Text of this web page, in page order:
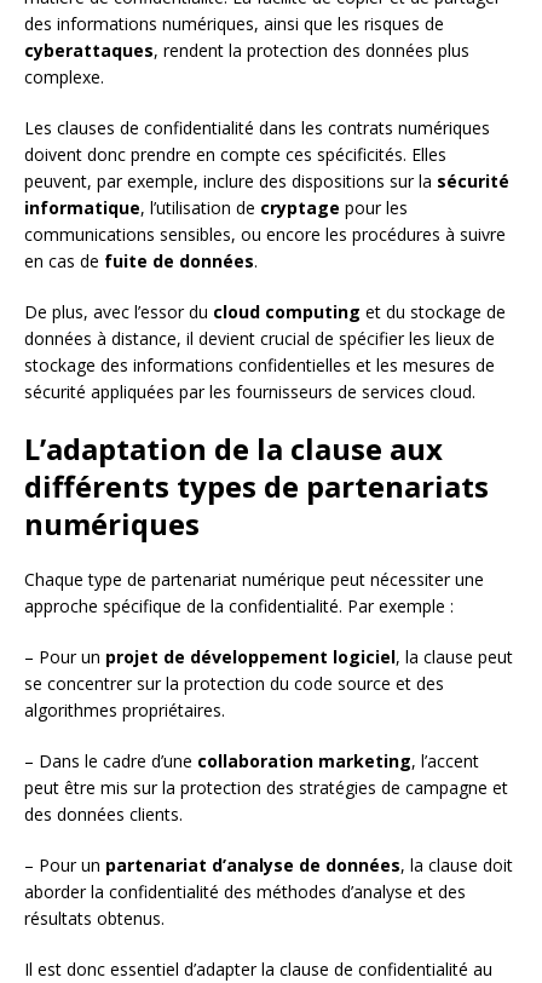
des informations numériques, ainsi que les risques de
cyberattaques, rendent la protection des données plus
complexe.
Les clauses de confidentialité dans les contrats numériques
doivent donc prendre en compte ces spécificités. Elles
peuvent, par exemple, inclure des dispositions sur la sécurité
informatique, l’utilisation de cryptage pour les
communications sensibles, ou encore les procédures à suivre
en cas de fuite de données.
De plus, avec l’essor du cloud computing et du stockage de
données à distance, il devient crucial de spécifier les lieux de
stockage des informations confidentielles et les mesures de
sécurité appliquées par les fournisseurs de services cloud.
L’adaptation de la clause aux
différents types de partenariats
numériques
Chaque type de partenariat numérique peut nécessiter une
approche spécifique de la confidentialité. Par exemple :
– Pour un projet de développement logiciel, la clause peut
se concentrer sur la protection du code source et des
algorithmes propriétaires.
– Dans le cadre d’une collaboration marketing, l’accent
peut être mis sur la protection des stratégies de campagne et
des données clients.
– Pour un partenariat d’analyse de données, la clause doit
aborder la confidentialité des méthodes d’analyse et des
résultats obtenus.
Il est donc essentiel d’adapter la clause de confidentialité au